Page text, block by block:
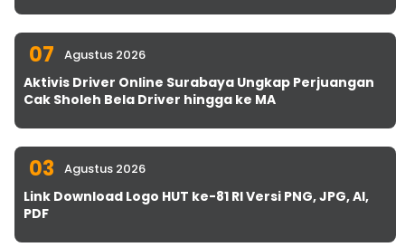
07 Agustus 2026
Aktivis Driver Online Surabaya Ungkap Perjuangan
Cak Sholeh Bela Driver hingga ke MA
03 Agustus 2026
Link Download Logo HUT ke-81 RI Versi PNG, JPG, AI,
PDF